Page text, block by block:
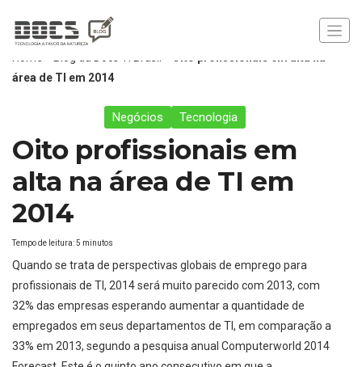
área de TI em 2014
Negócios Tecnologia
Oito profissionais em
alta na área de TI em
2014
Tempo de leitura:5 minutos
Quando se trata de perspectivas globais de emprego para
profissionais de TI, 2014 será muito parecido com 2013, com
32% das empresas esperando aumentar a quantidade de
empregados em seus departamentos de TI, em comparação a
33% em 2013, segundo a pesquisa anual Computerworld 2014